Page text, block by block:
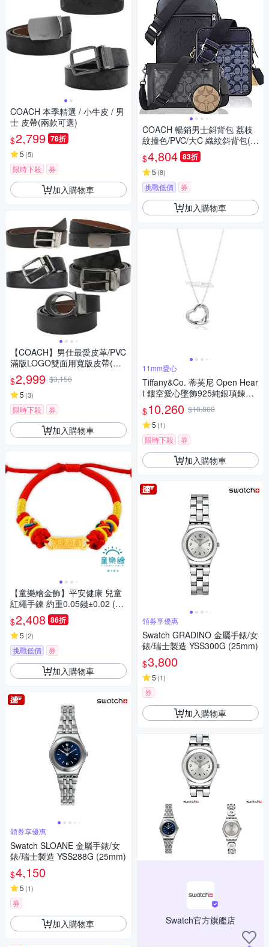
COACH 本季精選 / 小牛皮 / 男
士 皮帶(兩款可選)
$2,799 78折
5 (5)
限時下殺 券
加入購物車
【COACH】男仕最愛皮革/PVC
滿版LOGO雙面用寬版皮帶(多
款)
$2,999 $3,156
5 (3)
限時下殺 券
加入購物車
【童樂繪金飾】平安健康 兒童
紅繩手鍊 約重0.05錢±0.02 (彌
月金飾 彌月禮)
$2,408 86折
5 (2)
挑戰低價 券
加入購物車
領券享優惠
Swatch SLOANE 金屬手錶/女
錶/瑞士製造 YSS288G (25mm)
$4,150
5 (1)
券
加入購物車
COACH 暢銷男士斜背包 荔枝
紋撞色/PVC/大C 織紋斜背包(多
款任選)
$4,804 83折
5 (8)
挑戰低價 券
加入購物車
11mm愛心
Tiffany&Co. 蒂芙尼 Open Hear
t 鏤空愛心墜飾925純銀項鍊
(小)
$10,260 $10,800
5 (1)
限時下殺 券
加入購物車
領券享優惠
Swatch GRADINO 金屬手錶/女
錶/瑞士製造 YSS300G (25mm)
$3,800
5 (1)
券
加入購物車
Swatch官方旗艦店